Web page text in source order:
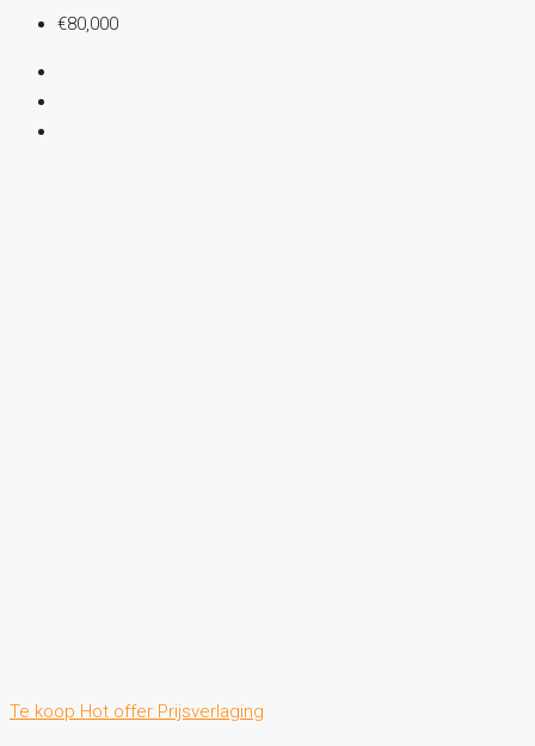
€80,000
Te koop Hot offer Prijsverlaging